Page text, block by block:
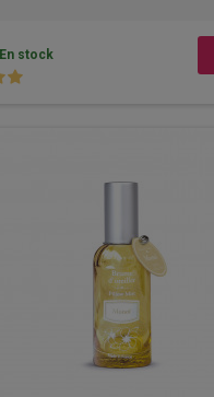
En stock